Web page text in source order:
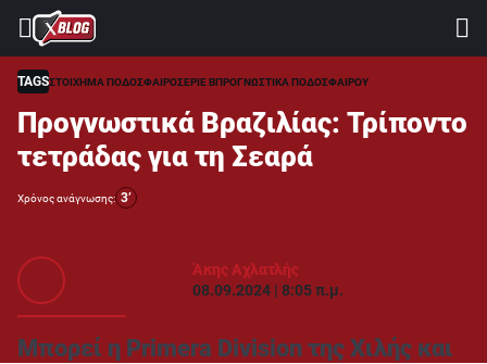
⚽ ΜΟΥΝΤΙΑΛ 2026
ΣΤΟΙΧΗΜΑ
CASINO
ΠΡΟΓΝΩΣΤΙΚΑ ΤIPSTERS
ΠΡΟΓΝΩΣΤΙΚΑ ΚΑΤΗΓΟΡΙΕΣ
ΠΡΟΣΦΟΡΕΣ
ΔΙΑΓΩΝΙΣΜΟΙ
TSILI LEAGUE
TAGSΣΤΟΙΧΗΜΑ ΠΟΔΟΣΦΑΙΡΟΣΕΡΙΕ ΒΠΡΟΓΝΩΣΤΙΚΑ ΠΟΔΟΣΦΑΙΡΟΥ
Προγνωστικά Βραζιλίας: Τρίποντο
τετράδας για τη Σεαρά
Χρόνος ανάγνωσης: 3’
Άκης Αχλατλής
08.09.2024 | 8:05 π.μ.
Μπορεί η Primera Division της Χιλής και